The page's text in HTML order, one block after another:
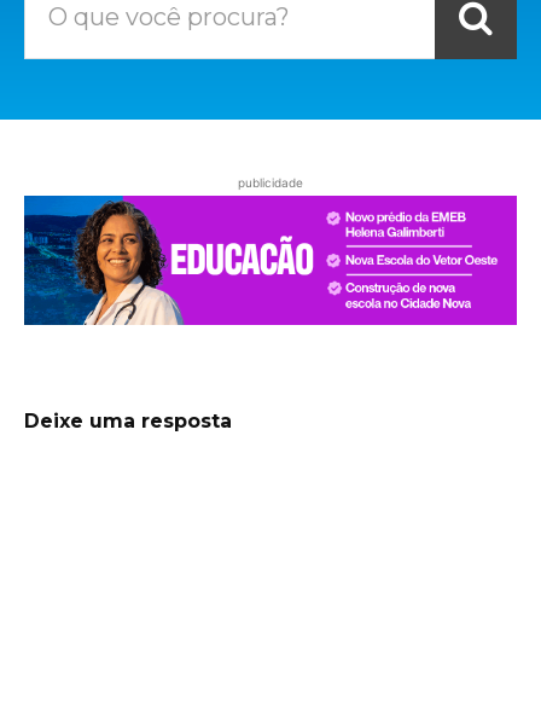
O que você procura?
publicidade
Deixe uma resposta